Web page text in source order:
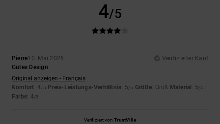
4/5
Pierre10. Mai 2026
Verifizierter Kauf
Gutes Design
Original anzeigen - Français
Komfort: 4/5 Preis-Leistungs-Verhältnis: 5/5 Größe: Groß Material : 5/5
Farbe: 4/5
Verifiziert von TrustVille